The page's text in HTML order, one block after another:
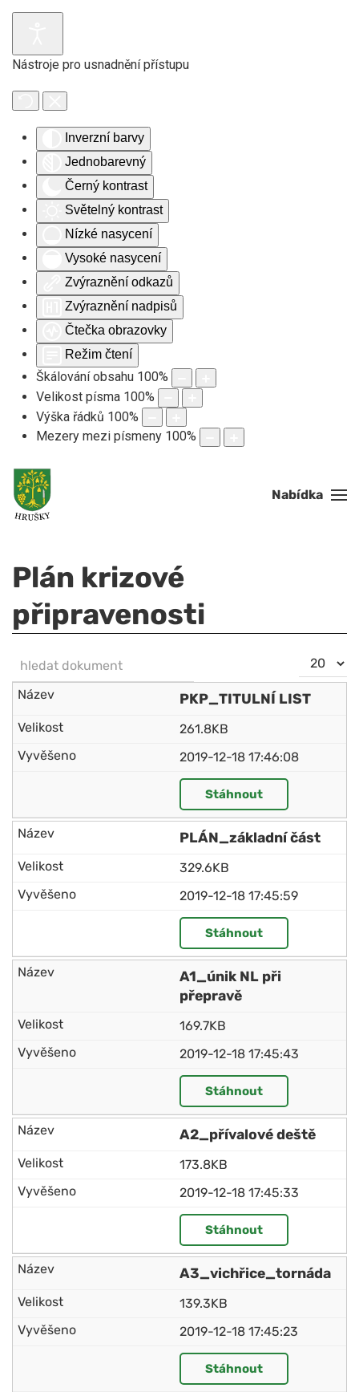
Nástroje pro usnadnění přístupu
Inverzní barvy
Jednobarevný
Černý kontrast
Světelný kontrast
Nízké nasycení
Vysoké nasycení
Zvýraznění odkazů
Zvýraznění nadpisů
Čtečka obrazovky
Režim čtení
Škálování obsahu 100%
Velikost písma 100%
Výška řádků 100%
Mezery mezi písmeny 100%
Nabídka
Plán krizové
připravenosti
NEZVEŘEJNĚNO hledat dokument
Počet
zobrazení
PKP_TITULNÍ LIST
261.8KB
2019-12-18 17:46:08
Stáhnout
PLÁN_základní část
329.6KB
2019-12-18 17:45:59
Stáhnout
A1_únik NL při
přepravě
169.7KB
2019-12-18 17:45:43
Stáhnout
A2_přívalové deště
173.8KB
2019-12-18 17:45:33
Stáhnout
A3_vichřice_tornáda
139.3KB
2019-12-18 17:45:23
Stáhnout